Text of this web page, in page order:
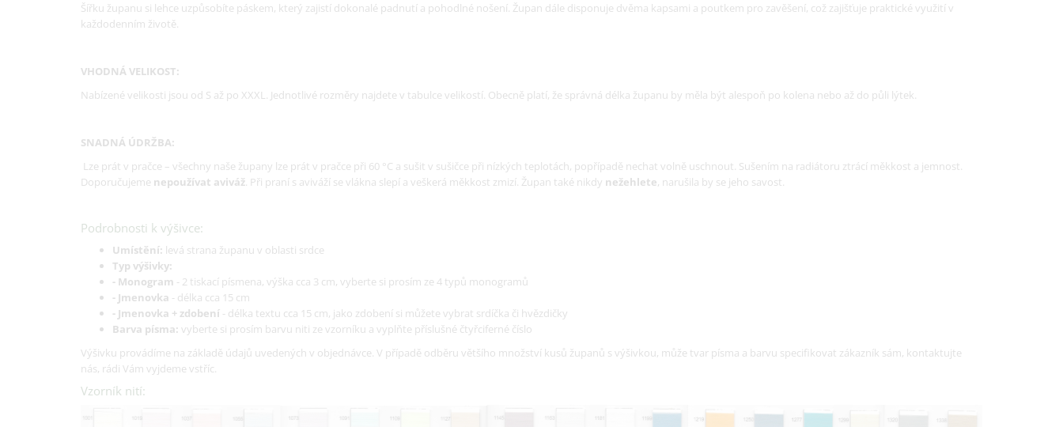
Šířku županu si lehce uzpůsobíte páskem, který zajistí dokonalé padnutí a pohodlné nošení. Župan dále disponuje dvěma kapsami a poutkem pro zavěšení, což zajišťuje praktické využití v
každodenním životě.
VHODNÁ VELIKOST:
Nabízené velikosti jsou od S až po XXXL. Jednotlivé rozměry najdete v tabulce velikostí. Obecně platí, že správná délka županu by měla být alespoň po kolena nebo až do půli lýtek.
SNADNÁ ÚDRŽBA:
Lze prát v pračce – všechny naše župany lze prát v pračce při 60 °C a sušit v sušičce při nízkých teplotách, popřípadě nechat volně uschnout. Sušením na radiátoru ztrácí měkkost a jemnost.
Doporučujeme nepoužívat aviváž. Při praní s aviváží se vlákna slepí a veškerá měkkost zmizí. Župan také nikdy nežehlete, narušila by se jeho savost.
Podrobnosti k výšivce:
Umístění: levá strana županu v oblasti srdce
Typ výšivky:
- Monogram - 2 tiskací písmena, výška cca 3 cm, vyberte si prosím ze 4 typů monogramů
- Jmenovka - délka cca 15 cm
- Jmenovka + zdobení - délka textu cca 15 cm, jako zdobení si můžete vybrat srdíčka či hvězdičky
Barva písma: vyberte si prosím barvu niti ze vzorníku a vyplňte příslušné čtyřciferné číslo
Výšivku provádíme na základě údajů uvedených v objednávce. V případě odběru většího množství kusů županů s výšivkou, může tvar písma a barvu specifikovat zákazník sám, kontaktujte
nás, rádi Vám vyjdeme vstříc.
Vzorník nití: